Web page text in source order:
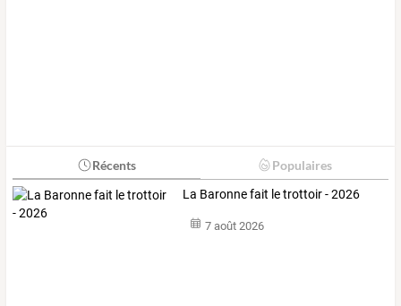
Récents Populaires
La Baronne fait le trottoir - 2026
7 août 2026